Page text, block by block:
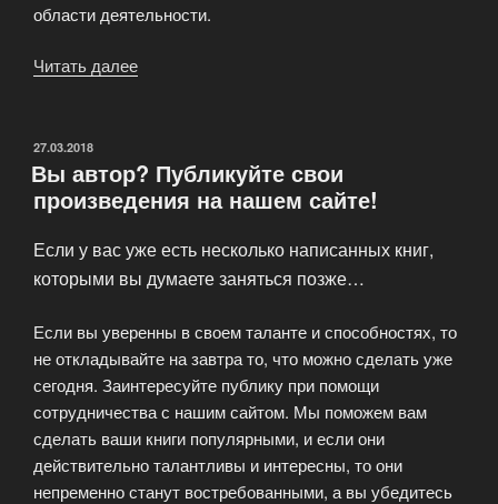
области деятельности.
Читать далее
с
нами?»
ОПУБЛИКОВАНО
27.03.2018
Вы автор? Публикуйте свои
произведения на нашем сайте!
Если у вас уже есть несколько написанных книг,
которыми вы думаете заняться позже…
Если вы уверенны в своем таланте и способностях, то
не откладывайте на завтра то, что можно сделать уже
сегодня. Заинтересуйте публику при помощи
сотрудничества с нашим сайтом. Мы поможем вам
сделать ваши книги популярными, и если они
действительно талантливы и интересны, то они
непременно станут востребованными, а вы убедитесь